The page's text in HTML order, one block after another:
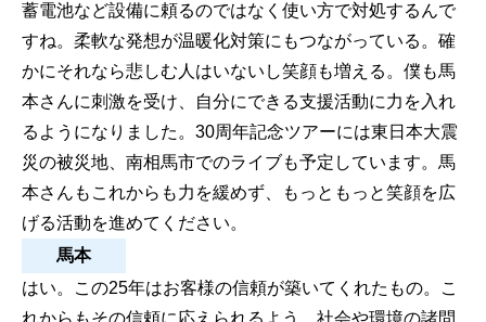
蓄電池など設備に頼るのではなく使い方で対処するんで
すね。柔軟な発想が温暖化対策にもつながっている。確
かにそれなら悲しむ人はいないし笑顔も増える。僕も馬
本さんに刺激を受け、自分にできる支援活動に力を入れ
るようになりました。30周年記念ツアーには東日本大震
災の被災地、南相馬市でのライブも予定しています。馬
本さんもこれからも力を緩めず、もっともっと笑顔を広
げる活動を進めてください。
馬本
はい。この25年はお客様の信頼が築いてくれたもの。こ